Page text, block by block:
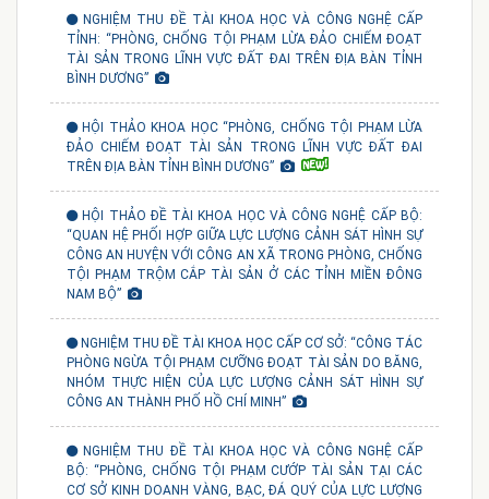
NGHIỆM THU ĐỀ TÀI KHOA HỌC VÀ CÔNG NGHỆ CẤP
TỈNH: “PHÒNG, CHỐNG TỘI PHẠM LỪA ĐẢO CHIẾM ĐOẠT
TÀI SẢN TRONG LĨNH VỰC ĐẤT ĐAI TRÊN ĐỊA BÀN TỈNH
BÌNH DƯƠNG”
HỘI THẢO KHOA HỌC “PHÒNG, CHỐNG TỘI PHẠM LỪA
ĐẢO CHIẾM ĐOẠT TÀI SẢN TRONG LĨNH VỰC ĐẤT ĐAI
TRÊN ĐỊA BÀN TỈNH BÌNH DƯƠNG”
HỘI THẢO ĐỀ TÀI KHOA HỌC VÀ CÔNG NGHỆ CẤP BỘ:
“QUAN HỆ PHỐI HỢP GIỮA LỰC LƯỢNG CẢNH SÁT HÌNH SỰ
CÔNG AN HUYỆN VỚI CÔNG AN XÃ TRONG PHÒNG, CHỐNG
TỘI PHẠM TRỘM CẮP TÀI SẢN Ở CÁC TỈNH MIỀN ĐÔNG
NAM BỘ”
NGHIỆM THU ĐỀ TÀI KHOA HỌC CẤP CƠ SỞ: “CÔNG TÁC
PHÒNG NGỪA TỘI PHẠM CƯỠNG ĐOẠT TÀI SẢN DO BĂNG,
NHÓM THỰC HIỆN CỦA LỰC LƯỢNG CẢNH SÁT HÌNH SỰ
CÔNG AN THÀNH PHỐ HỒ CHÍ MINH”
NGHIỆM THU ĐỀ TÀI KHOA HỌC VÀ CÔNG NGHỆ CẤP
BỘ: “PHÒNG, CHỐNG TỘI PHẠM CƯỚP TÀI SẢN TẠI CÁC
CƠ SỞ KINH DOANH VÀNG, BẠC, ĐÁ QUÝ CỦA LỰC LƯỢNG